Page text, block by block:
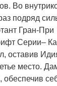
Во
подряд
Гран-При
Серии–
оставив
место.
обеспечив